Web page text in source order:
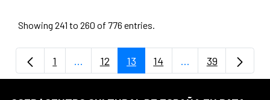
Showing 241 to 260 of 776 entries.
Page
1 ...Intermediate Pages Use TAB to navigate.
Page
12 Page
13 Page
14 ...Intermediate
Page
39